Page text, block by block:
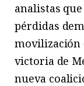
analistas
pérdidas
movilización
victoria de
nueva